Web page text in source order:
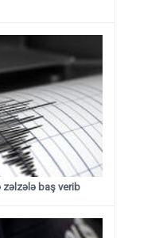
zəlzələ baş verib